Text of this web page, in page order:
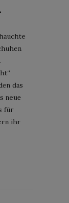
das
neue
für
ihr